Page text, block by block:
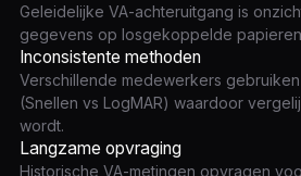
Geleidelijke VA-achteruitgang is
gegevens op losgekoppelde
Inconsistente methoden
Verschillende medewerkers
(Snellen vs LogMAR) waardoor
wordt.
Langzame opvraging
Historische VA-metingen opvragen